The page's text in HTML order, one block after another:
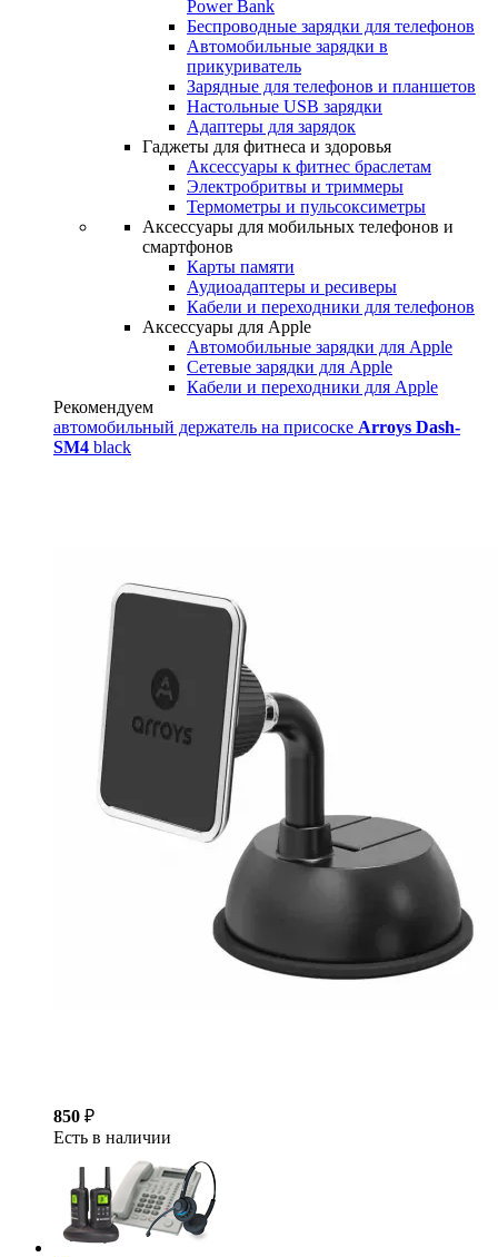
Power Bank
Беспроводные зарядки для телефонов
Автомобильные зарядки в
прикуриватель
Зарядные для телефонов и планшетов
Настольные USB зарядки
Адаптеры для зарядок
Гаджеты для фитнеса и здоровья
Аксессуары к фитнес браслетам
Электробритвы и триммеры
Термометры и пульсоксиметры
Аксессуары для мобильных телефонов и
смартфонов
Карты памяти
Аудиоадаптеры и ресиверы
Кабели и переходники для телефонов
Аксессуары для Apple
Автомобильные зарядки для Apple
Сетевые зарядки для Apple
Кабели и переходники для Apple
Рекомендуем
автомобильный держатель на присоске Arroys Dash-
SM4 black
850 ₽
Есть в наличии